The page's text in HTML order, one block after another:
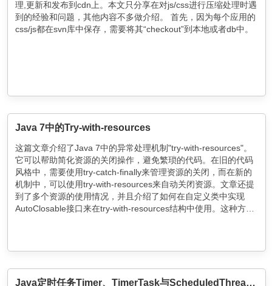
理,更新和发布到cdn上。本文只分享在对js/css进行压缩处理时遇
到的经验和问题，其他内容不多做介绍。 首先，因为每个应用的
css/js都在svn库中保存，需要将其“checkout”到本地或者db中。
Java 7中的Try-with-resources
这篇文章介绍了Java 7中的异常处理机制"try-with-resources"。
它可以帮助简化资源的关闭操作，避免繁琐的代码。在旧的代码
风格中，需要使用try-catch-finally来管理资源的关闭，而在新的
机制中，可以使用try-with-resources来自动关闭资源。文章还提
到了多个资源的使用情况，并且介绍了如何在自定义类中实现
AutoClosable接口来在try-with-resources结构中使用。这种方法
Java定时任务Timer、TimerTask与ScheduledThreadPoolExecutor详解